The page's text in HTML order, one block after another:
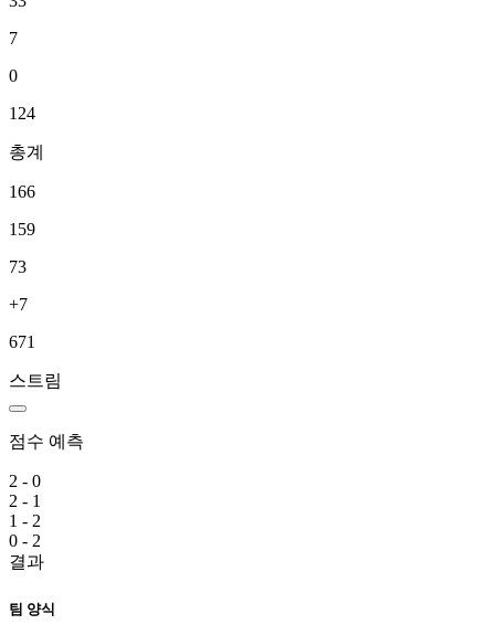
7
0
124
총계
166
159
73
+7
671
스트림
점수 예측
2 - 0
2 - 1
1 - 2
0 - 2
결과
팀 양식